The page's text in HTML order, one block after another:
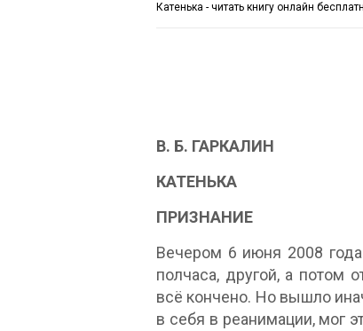
Катенька - читать книгу онлайн
В. Б. ГАРКАЛИН
КАТЕНЬКА
ПРИЗНАНИЕ
Вечером 6 июня 2008
полчаса, другой, а потом
всё кончено. Но вышло
в себя в реанимации, мог